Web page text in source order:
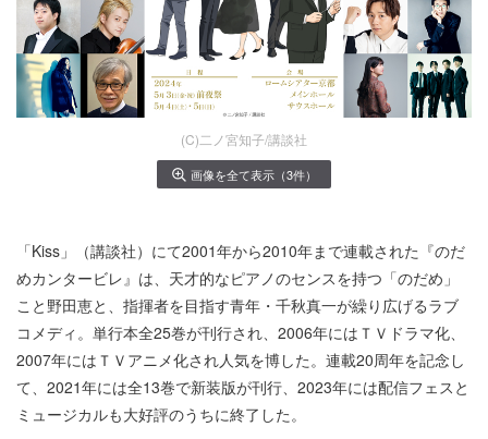
(C)二ノ宮知子/講談社
画像を全て表示（3件）
「Kiss」（講談社）にて2001年から2010年まで連載された『のだ
めカンタービレ』は、天才的なピアノのセンスを持つ「のだめ」
こと野田恵と、指揮者を目指す青年・千秋真一が繰り広げるラブ
コメディ。単行本全25巻が刊行され、2006年にはＴＶドラマ化、
2007年にはＴＶアニメ化され人気を博した。連載20周年を記念し
て、2021年には全13巻で新装版が刊行、2023年には配信フェスと
ミュージカルも大好評のうちに終了した。